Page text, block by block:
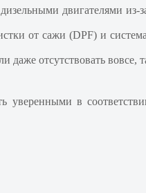
двигателями из-
от сажи (DPF) и
отсутствовать вовсе,
в